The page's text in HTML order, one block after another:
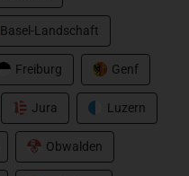
Basel-Landschaft
Freiburg Genf
Jura Luzern
Obwalden